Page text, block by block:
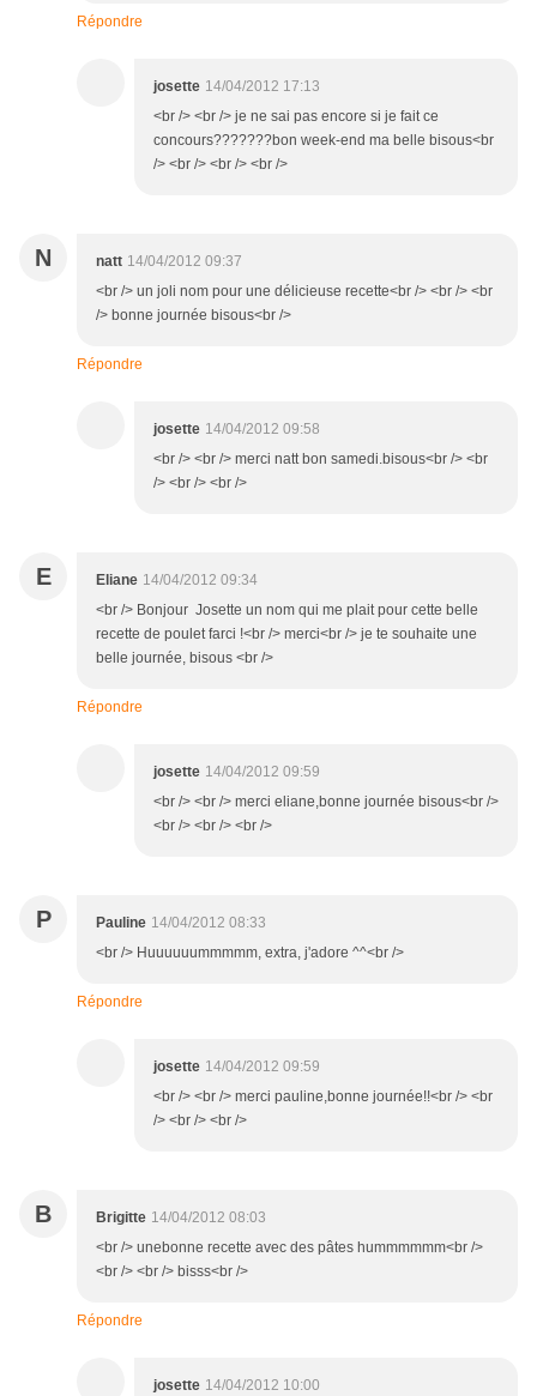
Répondre
josette 14/04/2012 17:13
<br /> <br /> je ne sai pas encore si je fait ce
concours???????bon week-end ma belle bisous<br
/> <br /> <br /> <br />
N natt 14/04/2012 09:37
<br /> un joli nom pour une délicieuse recette<br /> <br /> <br
/> bonne journée bisous<br />
Répondre
josette 14/04/2012 09:58
<br /> <br /> merci natt bon samedi.bisous<br /> <br
/> <br /> <br />
E Eliane 14/04/2012 09:34
<br /> Bonjour Josette un nom qui me plait pour cette belle
recette de poulet farci !<br /> merci<br /> je te souhaite une
belle journée, bisous <br />
Répondre
josette 14/04/2012 09:59
<br /> <br /> merci eliane,bonne journée bisous<br />
<br /> <br /> <br />
P Pauline 14/04/2012 08:33
<br /> Huuuuuummmmm, extra, j'adore ^^<br />
Répondre
josette 14/04/2012 09:59
<br /> <br /> merci pauline,bonne journée!!<br /> <br
/> <br /> <br />
B Brigitte 14/04/2012 08:03
<br /> unebonne recette avec des pâtes hummmmmm<br />
<br /> <br /> bisss<br />
Répondre
josette 14/04/2012 10:00